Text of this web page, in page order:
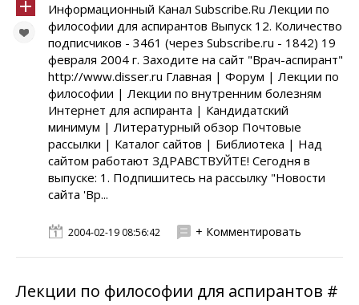
Информационный Канал Subscribe.Ru Лекции по
философии для аспирантов Выпуск 12. Количество
подписчиков - 3461 (через Subscribe.ru - 1842) 19
февраля 2004 г. Заходите на сайт "Врач-аспирант"
http://www.disser.ru Главная | Форум | Лекции по
философии | Лекции по внутренним болезням
Интернет для аспиранта | Кандидатский
минимум | Литературный обзор Почтовые
рассылки | Каталог сайтов | Библиотека | Над
сайтом работают ЗДРАВСТВУЙТЕ! Сегодня в
выпуске: 1. Подпишитесь на рассылку "Новости
сайта 'Вр...
2004-02-19 08:56:42 + Комментировать
Лекции по философии для аспирантов #